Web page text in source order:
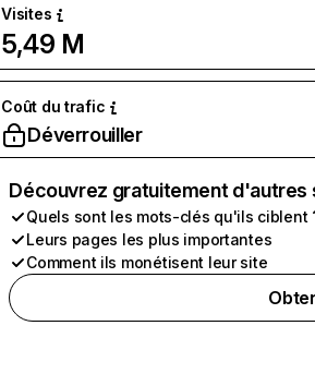
Visites
5,49 M
Coût du trafic
Déverrouiller
Découvrez gratuitement
Quels sont les mots-clés qu'ils ciblent
Leurs pages les plus importantes
Comment ils monétisent leur site